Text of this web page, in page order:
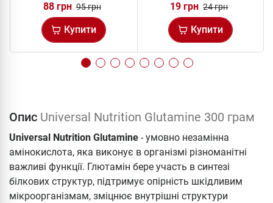
88 грн 95 грн
Купити
19 грн 24 грн
Купити
Опис Universal Nutrition Glutamine 300 грам
Universal Nutrition Glutamine - умовно незамінна
амінокислота, яка виконує в організмі різноманітні
важливі функції. Глютамін бере участь в синтезі
білкових структур, підтримує опірність шкідливим
мікроорганізмам, зміцнює внутрішні структури